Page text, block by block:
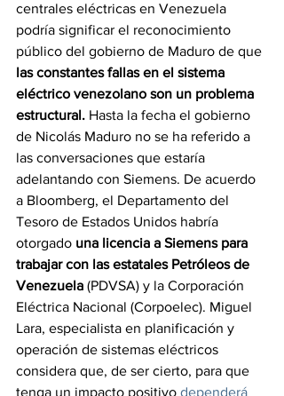
centrales eléctricas en Venezuela
podría significar el reconocimiento
público del gobierno de Maduro de que
las constantes fallas en el sistema
eléctrico venezolano son un problema
estructural. Hasta la fecha el gobierno
de Nicolás Maduro no se ha referido a
las conversaciones que estaría
adelantando con Siemens. De acuerdo
a Bloomberg, el Departamento del
Tesoro de Estados Unidos habría
otorgado una licencia a Siemens para
trabajar con las estatales Petróleos de
Venezuela (PDVSA) y la Corporación
Eléctrica Nacional (Corpoelec). Miguel
Lara, especialista en planificación y
operación de sistemas eléctricos
considera que, de ser cierto, para que
tenga un impacto positivo dependerá